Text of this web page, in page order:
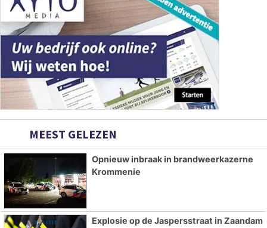
MEEST GELEZEN
Opnieuw inbraak in brandweerkazerne
Krommenie
Explosie op de Jaspersstraat in Zaandam